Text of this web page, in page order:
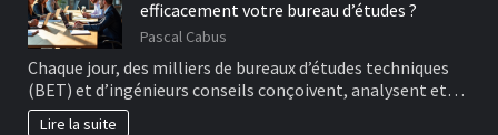
efficacement votre bureau d’études ?
Pascal Cabus
Chaque jour, des milliers de bureaux d’études techniques
(BET) et d’ingénieurs conseils conçoivent, analysent et…
Lire la suite